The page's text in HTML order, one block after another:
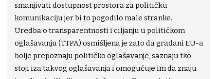
smanjivati dostupnost prostora za političku
komunikaciju jer bi to pogodilo male stranke.
Uredba o transparentnosti i ciljanju u političkom
oglašavanju (TTPA) osmišljena je zato da građani EU-a
bolje prepoznaju političko oglašavanje, saznaju tko
stoji iza takvog oglašavanja i omogućuje im da znaju